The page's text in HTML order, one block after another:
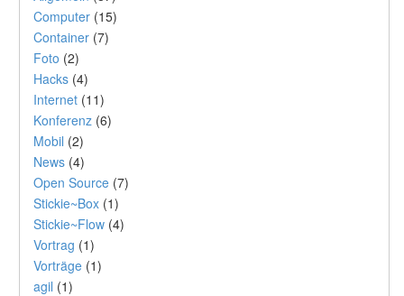
Computer (15)
Container (7)
Foto (2)
Hacks (4)
Internet (11)
Konferenz (6)
Mobil (2)
News (4)
Open Source (7)
Stickie~Box (1)
Stickie~Flow (4)
Vortrag (1)
Vorträge (1)
agil (1)